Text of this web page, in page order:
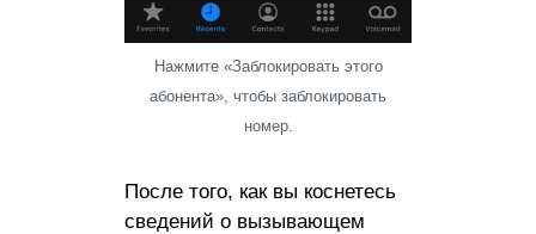
Нажмите «Заблокировать этого
абонента», чтобы заблокировать
номер.
После того, как вы коснетесь
сведений о вызывающем